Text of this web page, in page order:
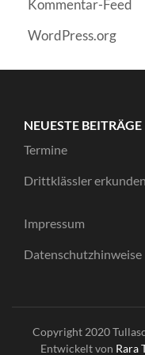
Kommentar-Feed
WordPress.org
NEUESTE BEITRÄGE
Termine
Drittklässler
Impressum
Datenschutzhinweise
Copyright 2020
Entwickelt von Rara